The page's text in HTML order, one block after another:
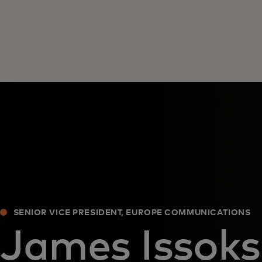
SENIOR VICE PRESIDENT, EUROPE COMMUNICATIONS
James